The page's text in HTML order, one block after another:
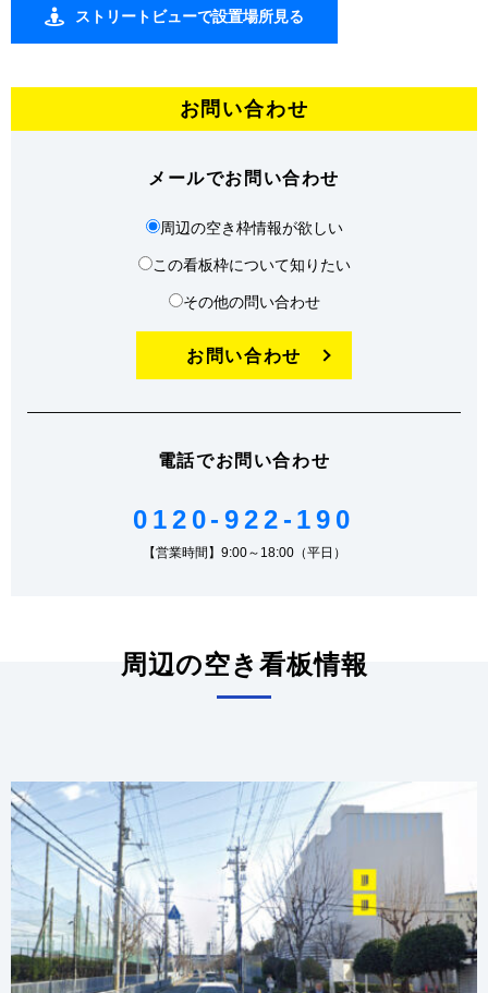
ストリートビューで設置場所見る
お問い合わせ
メールでお問い合わせ
周辺の空き枠情報が欲しい
この看板枠について知りたい
その他の問い合わせ
お問い合わせ
電話でお問い合わせ
0120-922-190
【営業時間】9:00～18:00（平日）
周辺の空き看板情報